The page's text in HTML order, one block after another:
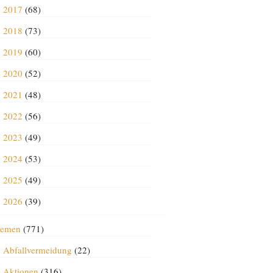
2017 (68)
2018 (73)
2019 (60)
2020 (52)
2021 (48)
2022 (56)
2023 (49)
2024 (53)
2025 (49)
2026 (39)
(771)
Abfallvermeidung (22)